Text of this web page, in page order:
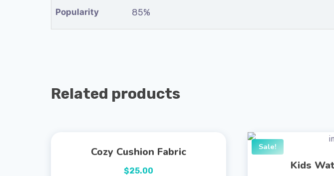
Popularity 85%
Related products
Cozy Cushion Fabric
$25.00
Sale!
Kids